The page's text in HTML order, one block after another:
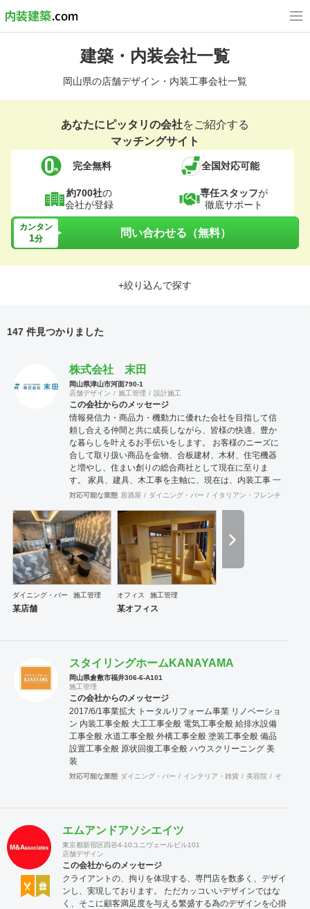
建築・内装会社一覧
岡山県の店舗デザイン・内装工事会社一覧
あなたにピッタリの会社をご紹介する
マッチングサイト
完全無料 全国対応可能
約700社の
会社が登録
専任スタッフが
徹底サポート
カンタン
1分 問い合わせる（無料）
+絞り込んで探す
147 件見つかりました
株式会社 末田
岡山県津山市河面790-1
店舗デザイン
施工管理 設計施工
この会社からのメッセージ
情報発信力・商品力・機動力に優れた会社を目指して信
頼し合える仲間と共に成長しながら、皆様の快適、豊か
な暮らしを叶えるお手伝いをします。 お客様のニーズに
合して取り扱い商品を金物、合板建材、木材、住宅機器
と増やし、住まい創りの総合商社として現在に至りま
す。 家具、建具、木工事を主軸に、現在は、内装工事 一
式を請負、お仕事させて頂いております。 お客様に接す
ーディーに情報を集約、発信する流通の原点を基盤に、
人に優しい住空間の創出の実現に向け、積極的行動、目
標と達成、社内外の信頼できる仲間とお互いを高めなが
ら、業界全体の底上げ、活性化に努め成長していきたい
と思います。
対応可能な業態 居酒屋 ダイニング・バー イタリアン・フレンチ
ダイニング・バー 施工管理
某店舗
オフィス 施工管理
某オフィス
スタイリングホームKANAYAMA
岡山県倉敷市福井306-6-A101
施工管理
この会社からのメッセージ
2017/6/1事業拡大 トータルリフォーム事業 リノベーショ
ン 内装工事全般 大工工事全般 電気工事全般 給排水設備
工事全般 水道工事全般 外構工事全般 塗装工事全般 備品
設置工事全般 原状回復工事全般 ハウスクリーニング 美
装
対応可能な業態 ダイニング・バー インテリア・雑貨 美容院 その他
エムアンドアソシエイツ
東京都新宿区四谷4-10ユニヴェールビル101
店舗デザイン
この会社からのメッセージ
クライアントの、拘りを体現する、専門店を数多く、デザイ
ンし、実現しております。 ただカッコいいデザインではな
く、そこに顧客満足度を与える繁盛する為のデザインを心掛